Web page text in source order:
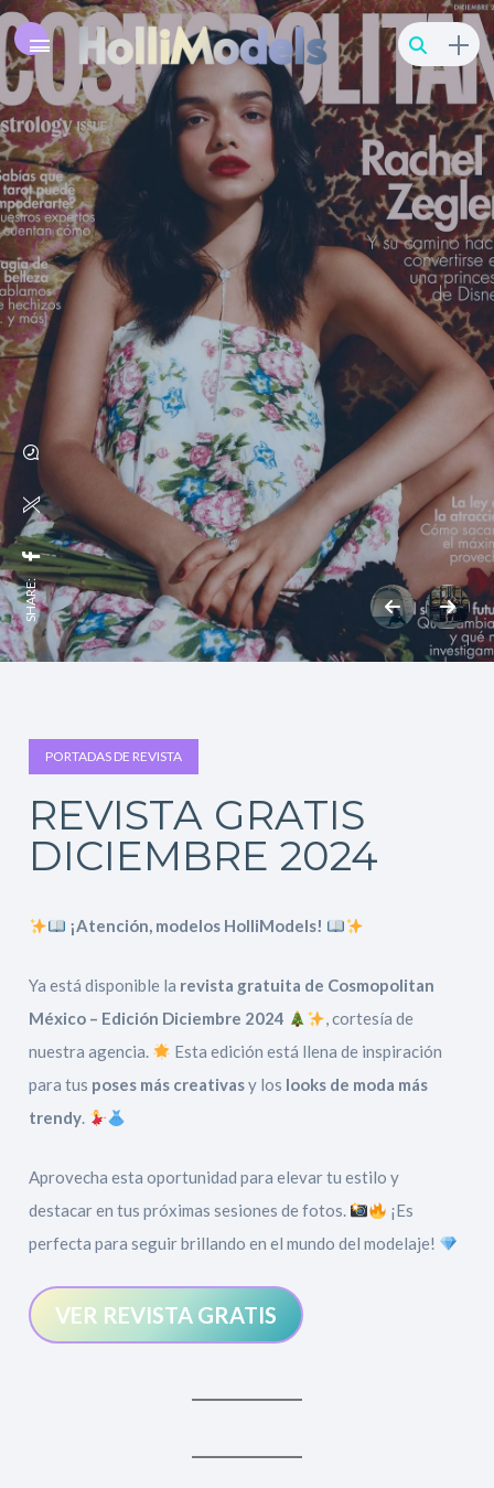
SHARE:
PORTADAS DE REVISTA
REVISTA GRATIS
DICIEMBRE 2024
¡Atención, modelos HolliModels!
Ya está disponible la revista gratuita de Cosmopolitan
México – Edición Diciembre 2024
, cortesía de
nuestra agencia.
Esta edición está llena de inspiración
para tus poses más creativasy los looks de moda más
trendy.
Aprovecha esta oportunidad para elevar tu estilo y
destacar en tus próximas sesiones de fotos.
¡Es
perfecta para seguir brillando en el mundo del modelaje!
VER REVISTA GRATIS